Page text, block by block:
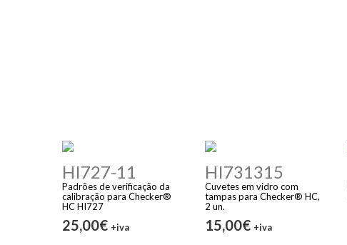
HI727-11
Padrões de verificação da
calibração para Checker®
HC HI727
25,00€ +iva
HI731315
Cuvetes em vidro com
tampas para Checker® HC,
2 un.
15,00€ +iva